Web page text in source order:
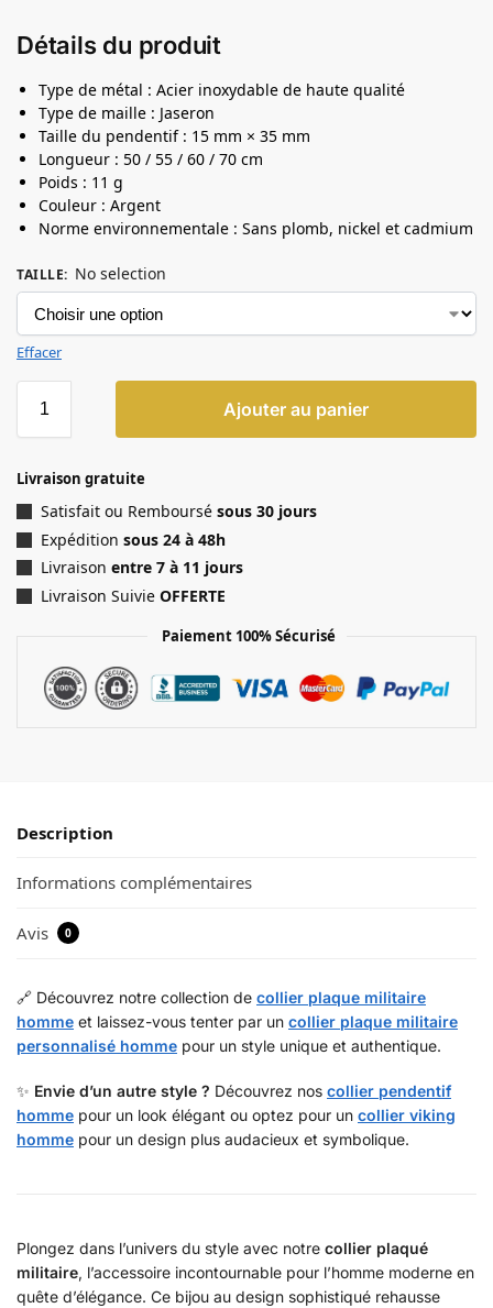
Détails du produit
Type de métal : Acier inoxydable de haute qualité
Type de maille : Jaseron
Taille du pendentif : 15 mm × 35 mm
Longueur : 50 / 55 / 60 / 70 cm
Poids : 11 g
Couleur : Argent
Norme environnementale : Sans plomb, nickel et cadmium
TAILLE: No selection
Effacer
Ajouter au panier
Livraison gratuite
Satisfait ou Remboursé sous 30 jours
Expédition sous 24 à 48h
Livraison entre 7 à 11 jours
Livraison Suivie OFFERTE
Paiement 100% Sécurisé
Description
Informations complémentaires
Avis 0
🔗 Découvrez notre collection de collier plaque militaire
homme et laissez-vous tenter par un collier plaque militaire
personnalisé homme pour un style unique et authentique.
✨ Envie d’un autre style ? Découvrez nos collier pendentif
homme pour un look élégant ou optez pour un collier viking
homme pour un design plus audacieux et symbolique.
Plongez dans l’univers du style avec notre collier plaqué
militaire, l’accessoire incontournable pour l’homme moderne en
quête d’élégance. Ce bijou au design sophistiqué rehausse